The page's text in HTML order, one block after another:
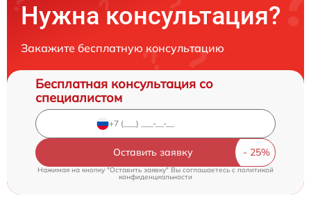
Нужна консультация?
Закажите бесплатную консультацию
Бесплатная консультация со
специалистом
Оставить заявку
Нажимая на кнопку "Оставить заявку" Вы соглашаетесь cполитикой
конфиденциальности